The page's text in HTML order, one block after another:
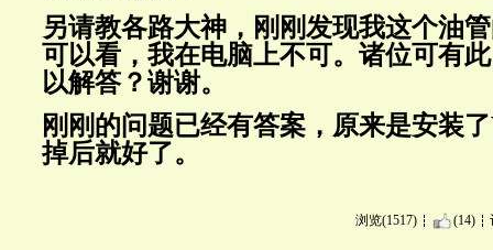
另请教各路大神，刚刚发现我这个油
可以看，我在电脑上不可。诸位可有
以解答？谢谢。
刚刚的问题已经有答案，原来是安装
掉后就好了。
浏览(1517) (14)